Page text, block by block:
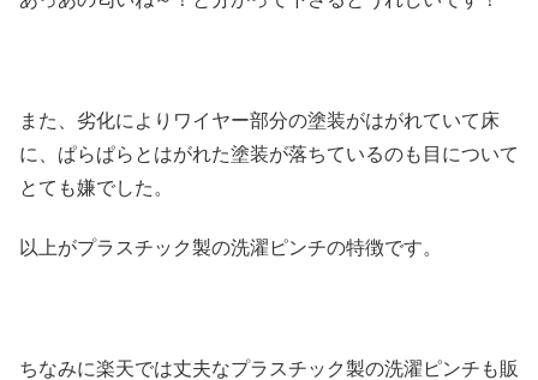
また、劣化によりワイヤー部分の塗装がはがれていて床
に、ぱらぱらとはがれた塗装が落ちているのも目について
とても嫌でした。
以上がプラスチック製の洗濯ピンチの特徴です。
ちなみに楽天では丈夫なプラスチック製の洗濯ピンチも販